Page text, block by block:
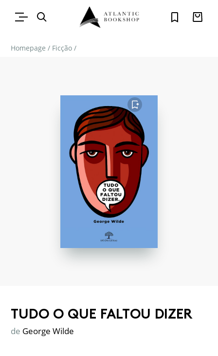
Homepage / Ficção /
FAVORITO
TUDO O QUE FALTOU DIZER
de George Wilde